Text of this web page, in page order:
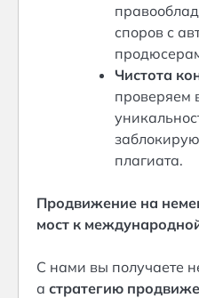
споров с
Чистота
проверяем
плагиата.
Продвижение на
мост к
С нами вы получаете
а стратегию